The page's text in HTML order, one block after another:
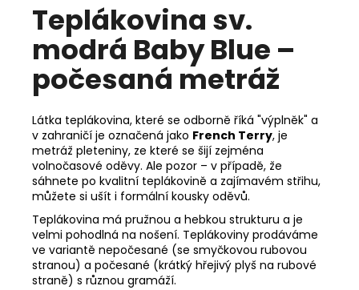
Teplákovina sv.
modrá Baby Blue –
počesaná metráž
Látka teplákovina, které se odborně říká "výplněk" a
v zahraničí je označená jako French Terry, je
metráž pleteniny, ze které se šijí zejména
volnočasové oděvy. Ale pozor – v případě, že
sáhnete po kvalitní teplákovině a zajímavém střihu,
můžete si ušít i formální kousky oděvů.
Teplákovina má pružnou a hebkou strukturu a je
velmi pohodlná na nošení. Teplákoviny prodáváme
ve variantě nepočesané (se smyčkovou rubovou
stranou) a počesané (krátký hřejivý plyš na rubové
straně) s různou gramáží.